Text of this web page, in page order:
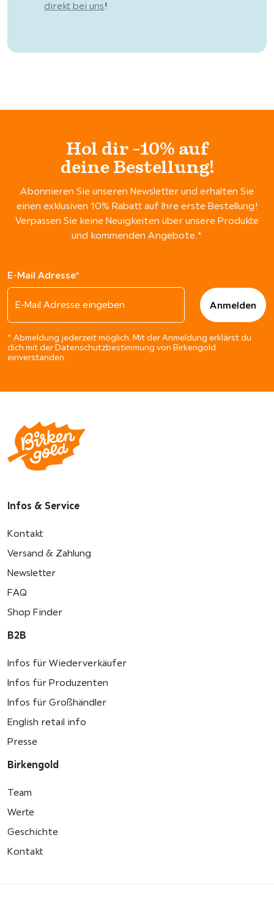
direkt bei uns!
Hol dir -10% auf
deine Bestellung!
Abonnieren Sie unseren Newsletter und erhalten Sie
einen exklusiven 10% Rabatt auf Ihre erste Bestellung!
Verpassen Sie keine Neuigkeiten über unsere Produkte
und kommenden Angebote.*
E-Mail Adresse*
* Abmeldung jederzeit möglich. Mit der Anmeldung erklärst du
dich mit der Datenschutzbestimmung von Birkengold
einverstanden.
Infos & Service
Kontakt
Versand & Zahlung
Newsletter
FAQ
Shop Finder
B2B
Infos für Wiederverkäufer
Infos für Produzenten
Infos für Großhändler
English retail info
Presse
Birkengold
Team
Werte
Geschichte
Kontakt